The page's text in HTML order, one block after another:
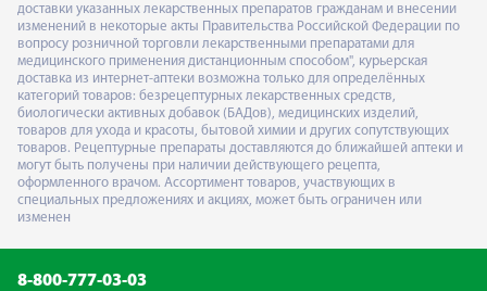
доставки указанных лекарственных препаратов гражданам и внесении
изменений в некоторые акты Правительства Российской Федерации по
вопросу розничной торговли лекарственными препаратами для
медицинского применения дистанционным способом", курьерская
доставка из интернет-аптеки возможна только для определённых
категорий товаров: безрецептурных лекарственных средств,
биологически активных добавок (БАДов), медицинских изделий,
товаров для ухода и красоты, бытовой химии и других сопутствующих
товаров. Рецептурные препараты доставляются до ближайшей аптеки и
могут быть получены при наличии действующего рецепта,
оформленного врачом. Ассортимент товаров, участвующих в
специальных предложениях и акциях, может быть ограничен или
изменен
8-800-777-03-03